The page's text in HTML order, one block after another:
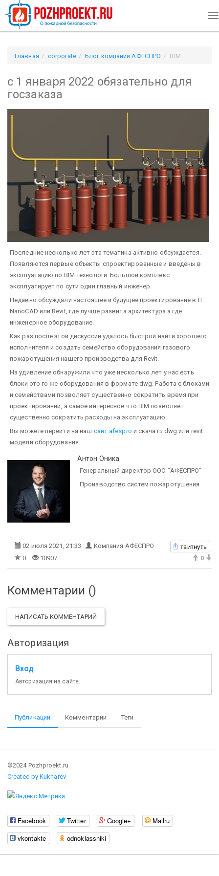
Главная corporate Блог компании АФЕСПРО
BIM
с 1 января 2022 обязательно для
госзаказа
Последние несколько лет эта тематика активно обсуждается.
Появляются первые объекты спроектированные и введены в
эксплуатацию по BIM технологи. Большой комплекс
эксплуатирует по сути один главный инженер.
Недавно обсуждали настоящее и будущее проектирование в IT.
NanoCAD или Revit, где лучше развита архитектура а где
инженерное оборудование.
Как раз после этой дискуссии удалось быстрой найти хорошего
исполнителя и создать семейство оборудования газового
пожаротушения нашего производства для Revit.
На удивление обнаружили что уже несколько лет у нас есть
блоки это го же оборудования в формате dwg. Работа с блоками
и семействами позволяет существенно сократить время при
проектировании, а самое интересное что BIM позволяет
существенно сократить расходы на эксплуатацию.
Вы можете перейти на наш сайт afespro и скачать dwg или revit
модели оборудования.
Антон Оника
Генеральный директор ООО "АФЕСПРО"
Производство систем пожаротушения
02 июля 2021, 21:33 Компания АФЕСПРО твитнуть
0 10907 0
Комментарии ()
НАПИСАТЬ КОММЕНТАРИЙ
Авторизация
Вход
Авторизация на сайте.
Публикации Комментарии Теги
©2024 Pozhproekt.ru
Created by Kukharev
Facebook Twitter Google+
Mailru
vkontakte
odnoklassniki